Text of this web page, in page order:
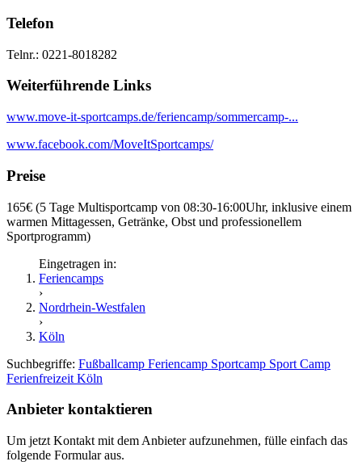
Telefon
Telnr.: 0221-8018282
Weiterführende Links
www.move-it-sportcamps.de/feriencamp/sommercamp-...
www.facebook.com/MoveItSportcamps/
Preise
165€ (5 Tage Multisportcamp von 08:30-16:00Uhr, inklusive einem
warmen Mittagessen, Getränke, Obst und professionellem
Sportprogramm)
Eingetragen in:
Feriencamps
›
Nordrhein-Westfalen
›
Köln
Suchbegriffe: Fußballcamp Feriencamp Sportcamp Sport Camp
Ferienfreizeit Köln
Anbieter kontaktieren
Um jetzt Kontakt mit dem Anbieter aufzunehmen, fülle einfach das
folgende Formular aus.